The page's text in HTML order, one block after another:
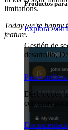
Productos
Explora
Gestión de
desarrollo,
Desbloquea
con unas
limitations.
Today we're happy
feature.